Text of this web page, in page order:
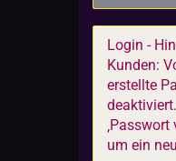
Login -
Kunden:
erstellte
‚Passwort
um ein